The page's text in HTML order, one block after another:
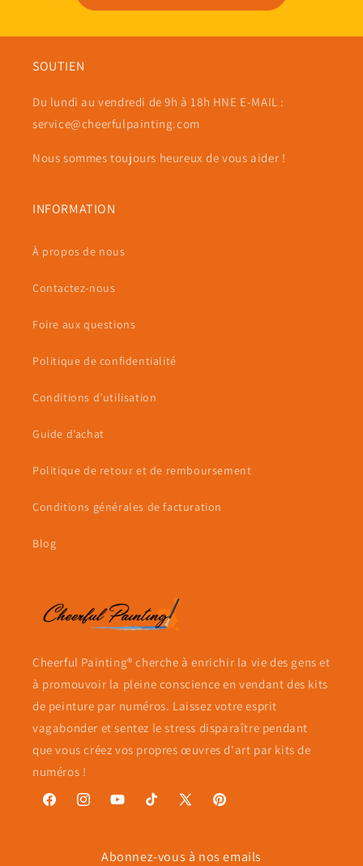
SOUTIEN
Du lundi au vendredi de 9h à 18h HNE E-MAIL :
service@cheerfulpainting.com
Nous sommes toujours heureux de vous aider !
INFORMATION
À propos de nous
Contactez-nous
Foire aux questions
Politique de confidentialité
Conditions d’utilisation
Guide d’achat
Politique de retour et de remboursement
Conditions générales de facturation
Blog
Cheerful Painting® cherche à enrichir la vie des gens et
à promouvoir la pleine conscience en vendant des kits
de peinture par numéros. Laissez votre esprit
vagabonder et sentez le stress disparaître pendant
que vous créez vos propres œuvres d'art par kits de
numéros !
FacebookInstagramYouTubeTikTok
X
Pinterest
Abonnez-vous à nos emails